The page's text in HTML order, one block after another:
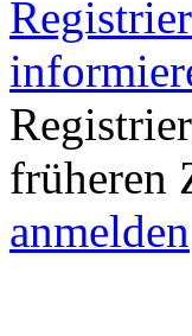
früheren
anmelden